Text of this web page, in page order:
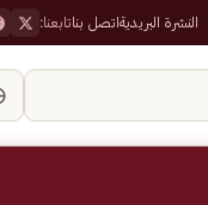
النشرة البريديةاتصل بناتابعنا: